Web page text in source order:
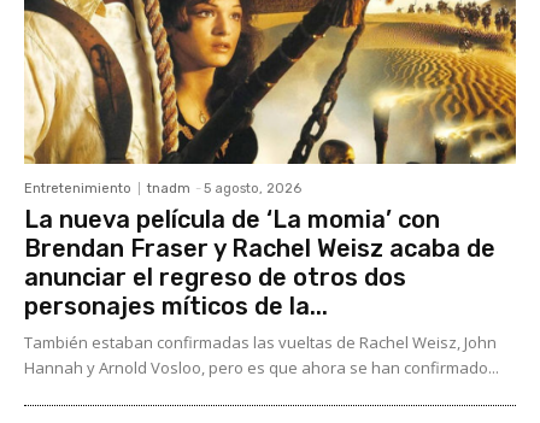
Entretenimiento tnadm - 5 agosto, 2026
La nueva película de ‘La momia’ con
Brendan Fraser y Rachel Weisz acaba de
anunciar el regreso de otros dos
personajes míticos de la...
También estaban confirmadas las vueltas de Rachel Weisz, John
Hannah y Arnold Vosloo, pero es que ahora se han confirmado...